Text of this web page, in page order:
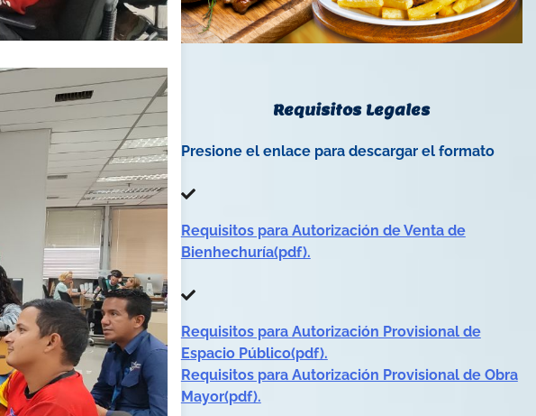
Requisitos Legales
Presione el enlace para descargar el formato
Requisitos para Autorización de Venta de
Bienhechuría(pdf).
Requisitos para Autorización Provisional de
Espacio Público(pdf).
Requisitos para Autorización Provisional de Obra
Mayor(pdf).